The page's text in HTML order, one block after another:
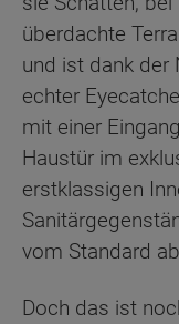
überdachte
und ist dank der
echter
mit einer
Haustür im
erstklassigen
vom Standard
Doch das ist